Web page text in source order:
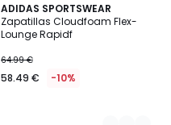
ADIDAS SPORTSWEAR
Zapatillas Cloudfoam Flex-
Lounge Rapidf
64.99 €
58.49 € -10%
2
Colores